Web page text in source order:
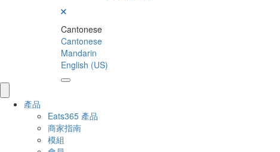
Cantonese
Cantonese
Mandarin
English (US)
產品
Eats365 產品
商家指南
模組